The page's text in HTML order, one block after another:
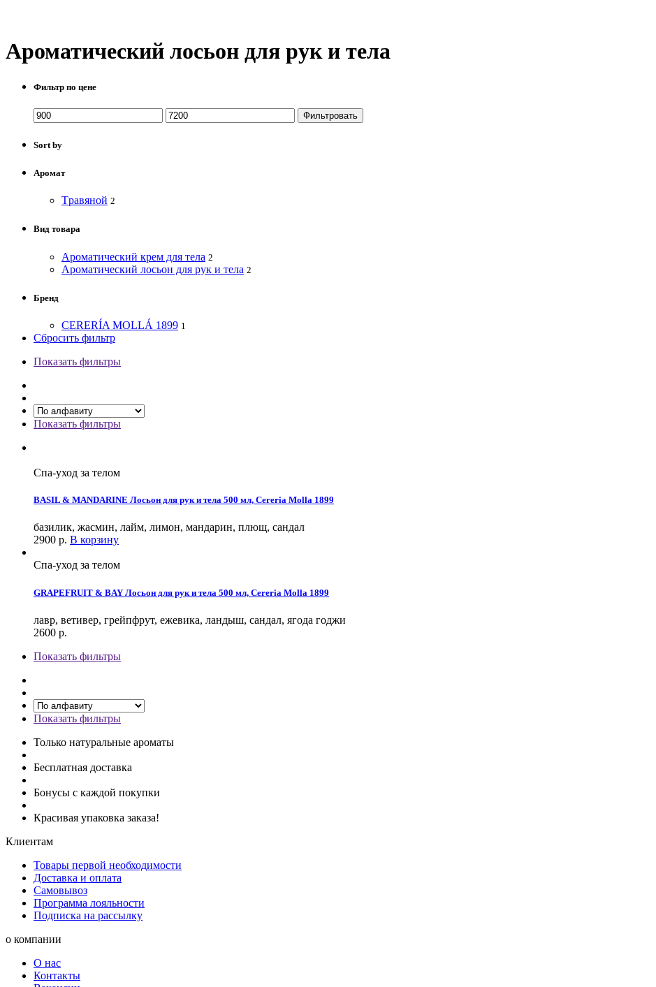
Ароматический лосьон для рук и тела
Фильтр по цене
Фильтровать
Sort by
Аромат
Tравяной 2
Вид товара
Ароматический крем для тела 2
Ароматический лосьон для рук и тела 2
Бренд
CERERÍA MOLLÁ 1899 1
Сбросить фильтр
Показать фильтры
Показать фильтры
Спа-уход за телом
BASIL & MANDARINE Лосьон для рук и тела 500 мл, Cereria Molla 1899
базилик, жасмин, лайм, лимон, мандарин, плющ, сандал
2900 р. В корзину
Спа-уход за телом
GRAPEFRUIT & BAY Лосьон для рук и тела 500 мл, Cereria Molla 1899
лавр, ветивер, грейпфрут, ежевика, ландыш, сандал, ягода годжи
2600 р.
Показать фильтры
Показать фильтры
Только натуральные ароматы
Бесплатная доставка
Бонусы с каждой покупки
Красивая упаковка заказа!
Клиентам
Товары первой необходимости
Доставка и оплата
Самовывоз
Программа лояльности
Подписка на рассылку
о компании
О нас
Контакты